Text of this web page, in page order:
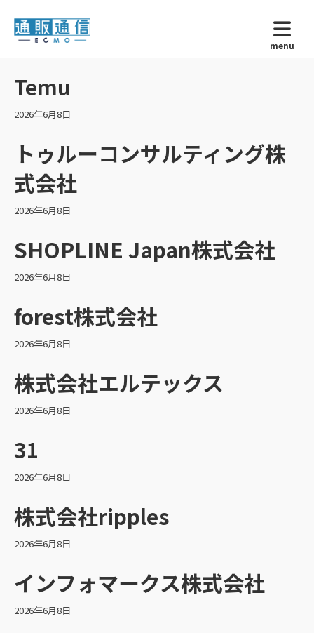
menu
Temu
2026年6月8日
トゥルーコンサルティング株
式会社
2026年6月8日
SHOPLINE Japan株式会社
2026年6月8日
forest株式会社
2026年6月8日
株式会社エルテックス
2026年6月8日
31
2026年6月8日
株式会社ripples
2026年6月8日
インフォマークス株式会社
2026年6月8日